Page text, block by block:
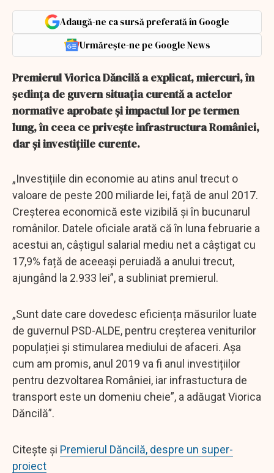
Adaugă-ne ca sursă preferată în Google
Urmărește-ne pe Google News
Premierul Viorica Dăncilă a explicat, miercuri, în
ședința de guvern situația curentă a actelor
normative aprobate și impactul lor pe termen
lung, în ceea ce privește infrastructura României,
dar și investițiile curente.
„Investițiile din economie au atins anul trecut o
valoare de peste 200 miliarde lei, față de anul 2017.
Creșterea economică este vizibilă și în bucunarul
românilor. Datele oficiale arată că în luna februarie a
acestui an, câștigul salarial mediu net a câștigat cu
17,9% față de aceeași peruiadă a anului trecut,
ajungând la 2.933 lei”, a subliniat premierul.
„Sunt date care dovedesc eficiența măsurilor luate
de guvernul PSD-ALDE, pentru creșterea veniturilor
populației și stimularea mediului de afaceri. Așa
cum am promis, anul 2019 va fi anul investițiilor
pentru dezvoltarea României, iar infrastuctura de
transport este un domeniu cheie”, a adăugat Viorica
Dăncilă”.
Citește și Premierul Dăncilă, despre un super-
proiect